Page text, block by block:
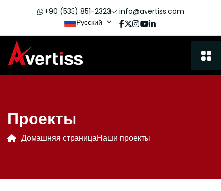
+90 (533) 851-2323
info@avertiss.com
Русский
Проекты
Домашняя страницаНаши проекты